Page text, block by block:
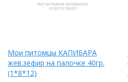
Мои питомцы КАПИБАРА
жев.зефир на палочке 40гр.
(1*8*12)